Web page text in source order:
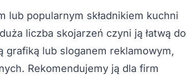
lub popularnym składnikiem kuchni
liczba skojarzeń czyni ją łatwą do
grafiką lub sloganem reklamowym,
Rekomendujemy ją dla firm